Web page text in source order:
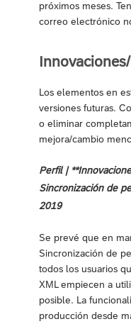
próximos meses.
correo electrónico
Los elementos en
versiones futuras.
o eliminar
mejora/cambio
Perfil |
Sincronización de
2019
Se prevé que en
Sincronización de
todos los usuarios
XML empiecen a
posible. La
producción desde